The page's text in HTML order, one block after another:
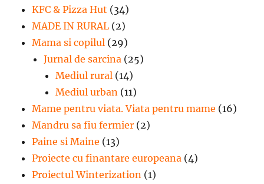
KFC & Pizza Hut (34)
MADE IN RURAL (2)
Mama si copilul (29)
Jurnal de sarcina (25)
Mediul rural (14)
Mediul urban (11)
Mame pentru viata. Viata pentru mame (16)
Mandru sa fiu fermier (2)
Paine si Maine (13)
Proiecte cu finantare europeana (4)
Proiectul Winterization (1)